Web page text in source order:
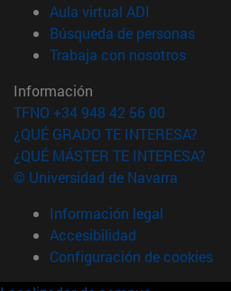
Aula virtual ADI
Búsqueda de personas(abre
Trabaja con nosotros(abre
Información
TFNO +34 948 42 56 00
¿QUÉ GRADO TE INTERESA?
¿QUÉ MÁSTER TE INTERESA?
© Universidad de Navarra
Información legal
Accesibilidad
Configuración de cookies